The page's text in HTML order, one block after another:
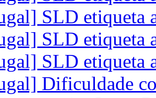
SLD etiqueta
SLD etiqueta
SLD etiqueta
Dificuldade